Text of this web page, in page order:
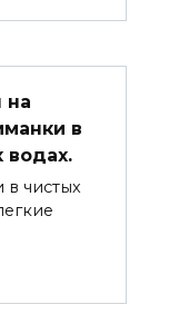
на
в
водах.
чистых